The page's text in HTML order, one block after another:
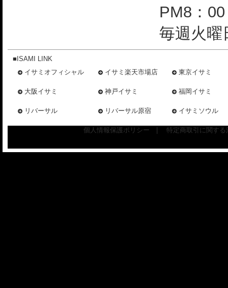
PM8：
毎週火曜
■ISAMI LINK
イサミオフィシャル
イサミ楽天市場店 東京イサミ
大阪イサミ 神戸イサミ 福岡イサミ
リバーサル リバーサル原宿 イサミソウル
個人情報保護ポリシー 特定商取引に関す